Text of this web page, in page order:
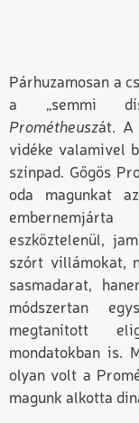
Párhuzamosan a
a „semmi
Prométheuszát. A
vidéke valamivel
színpad. Gőgös
oda magunkat
eszköztelenül,
szórt villámokat,
sasmadarat,
módszertan
megtanított
mondatokban is.
olyan volt a
magunk alkotta